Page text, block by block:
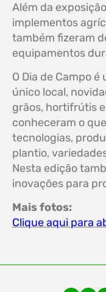
Além da
implementos
também fizeram
equipamentos
O Dia de Campo
único local,
grãos, hortifrútis
conheceram o
tecnologias,
plantio,
Nesta edição
inovações para
Mais fotos:
Clique aqui para